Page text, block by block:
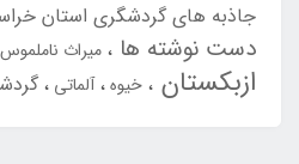
جاذبه های گردشگری استان
دست نوشته ها میراث
ازبکستان خیوه آلماتی